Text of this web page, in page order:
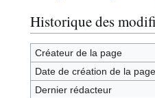
Historique des
Créateur de la page
Date de création de la page
Dernier rédacteur